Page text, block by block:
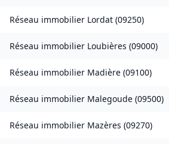
Réseau immobilier Lordat (09250)
Réseau immobilier Loubières (09000)
Réseau immobilier Madière (09100)
Réseau immobilier Malegoude (09500)
Réseau immobilier Mazères (09270)